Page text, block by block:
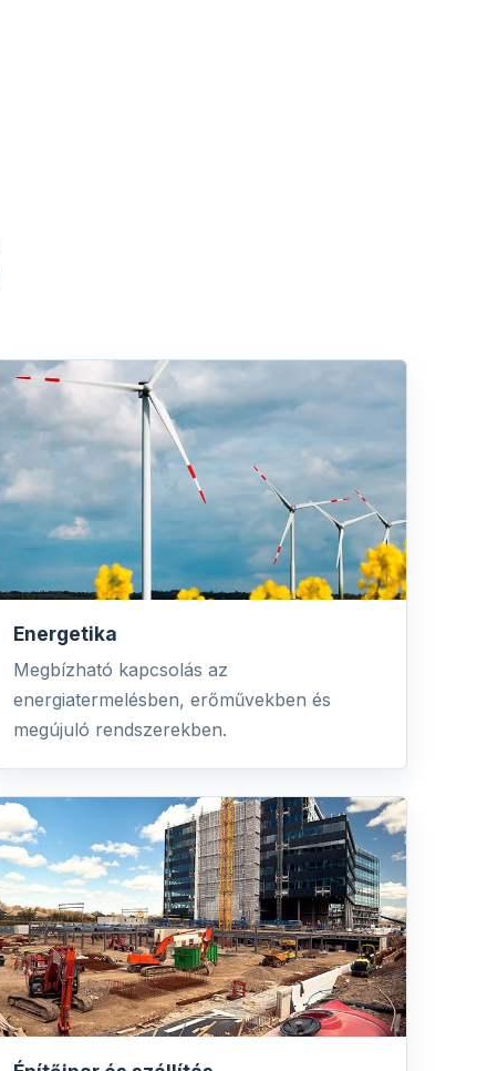
Energetika
Megbízható kapcsolás az
energiatermelésben, erőművekben és
megújuló rendszerekben.